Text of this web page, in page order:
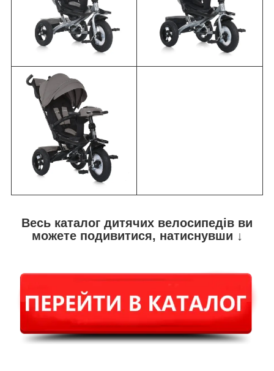
Весь каталог дитячих велосипедів ви
можете подивитися, натиснувши ↓